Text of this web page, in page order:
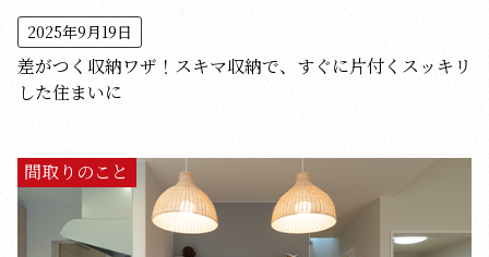
2025年9月19日
差がつく収納ワザ！スキマ収納で、すぐに片付くスッキリ
した住まいに
間取りのこと